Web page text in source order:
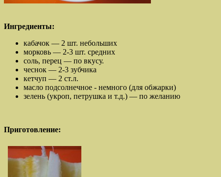
Ингредиенты:
кабачок — 2 шт. небольших
морковь — 2-3 шт. средних
соль, перец — по вкусу.
чеснок — 2-3 зубчика
кетчуп — 2 ст.л.
масло подсолнечное - немного (для обжарки)
зелень (укроп, петрушка и т.д.) — по желанию
Приготовление: